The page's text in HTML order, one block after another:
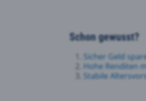
Schon gewusst?
Sicher Geld
Hohe Renditen
Stabile